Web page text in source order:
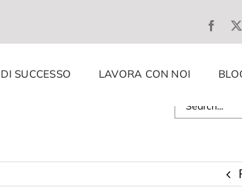
SUCCESSO LAVORA CON NOI
Search
for: